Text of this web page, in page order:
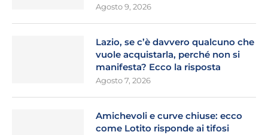
Agosto 9, 2026
Lazio, se c’è davvero qualcuno che
vuole acquistarla, perché non si
manifesta? Ecco la risposta
Agosto 7, 2026
Amichevoli e curve chiuse: ecco
come Lotito risponde ai tifosi